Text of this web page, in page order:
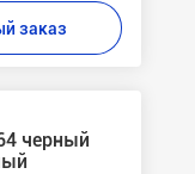
заказ
черный